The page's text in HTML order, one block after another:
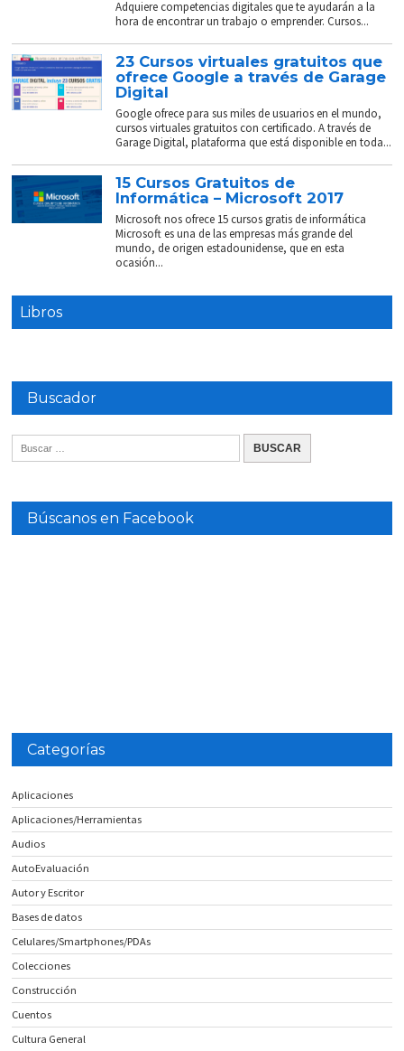
Adquiere competencias digitales que te ayudarán a la
hora de encontrar un trabajo o emprender. Cursos...
23 Cursos virtuales gratuitos que
ofrece Google a través de Garage
Digital
Google ofrece para sus miles de usuarios en el mundo,
cursos virtuales gratuitos con certificado. A través de
Garage Digital, plataforma que está disponible en toda...
15 Cursos Gratuitos de
Informática – Microsoft 2017
Microsoft nos ofrece 15 cursos gratis de informática
Microsoft es una de las empresas más grande del
mundo, de origen estadounidense, que en esta
ocasión...
Libros
Buscador
Búscanos en Facebook
Categorías
Aplicaciones
Aplicaciones/Herramientas
Audios
AutoEvaluación
Autor y Escritor
Bases de datos
Celulares/Smartphones/PDAs
Colecciones
Construcción
Cuentos
Cultura General